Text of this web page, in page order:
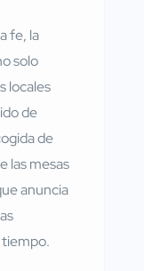
fe, la
solo
locales
de
de
las mesas
anuncia